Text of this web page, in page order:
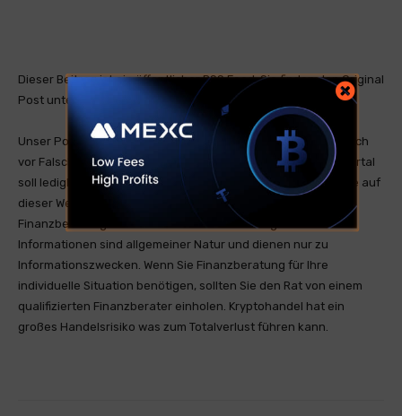
Dieser Beitrag ist ein öffentlicher RSS Feed. Sie finden den Original
Post unter coinspeaker.com .
Unser Portal ist ein RSS-Nachrichtendienst und distanziert sich
vor Falschmeldungen oder Irreführung. Unser Nachrichtenportal
soll lediglich zum Informationsaustausch genutzt werden. Die auf
dieser Website bereitgestellten Informationen stellen keine
Finanzberatung dar und sind nicht als solche gedacht. Die
Informationen sind allgemeiner Natur und dienen nur zu
Informationszwecken. Wenn Sie Finanzberatung für Ihre
individuelle Situation benötigen, sollten Sie den Rat von einem
qualifizierten Finanzberater einholen. Kryptohandel hat ein
großes Handelsrisiko was zum Totalverlust führen kann.